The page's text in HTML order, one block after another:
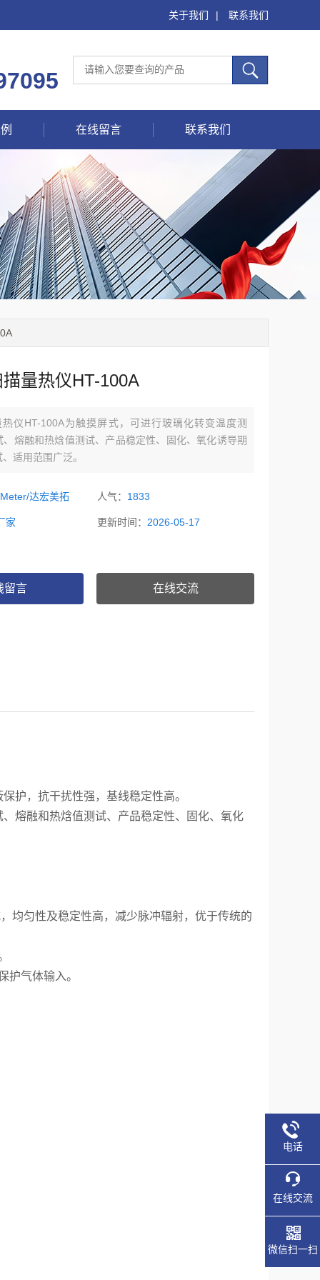
关于我们 | 联系我们
在线留言 联系我们
量热仪HT-100A
仪HT-100A为触摸屏式，可进行玻璃化转变温度测
、熔融和热焓值测试、产品稳定性、固化、氧化诱导期
适用范围广泛。
达宏美拓 人气： 1833
家 更新时间： 2026-05-17
留言 在线交流
护，抗干扰性强，基线稳定性高。
熔融和热焓值测试、产品稳定性、固化、氧化
均匀性及稳定性高，减少脉冲辐射，优于传统的
护气体输入。
电话
在线交流
微信扫一扫